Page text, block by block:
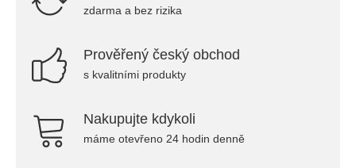
zdarma a bez rizika
Prověřený český obchod
s kvalitními produkty
Nakupujte kdykoli
máme otevřeno 24 hodin denně